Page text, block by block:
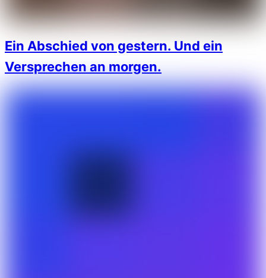
Ein Abschied von gestern. Und ein
Versprechen an morgen.